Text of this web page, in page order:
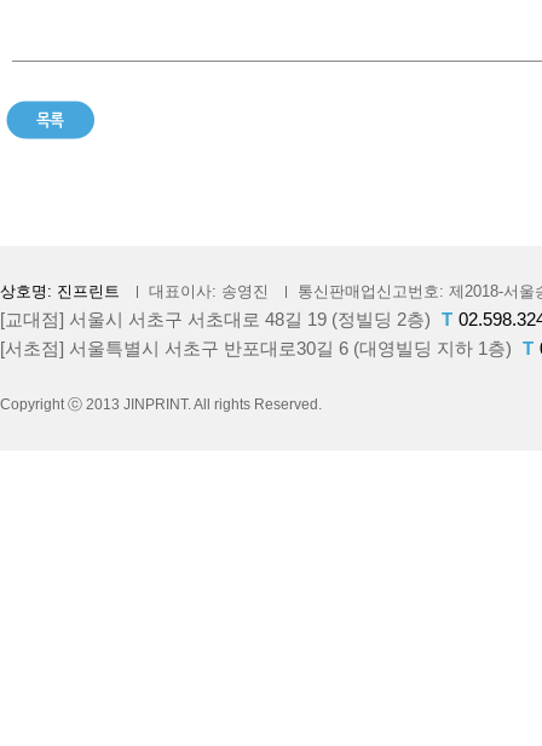
상호명: 진프린트 대표이사: 송영진 통신판매업신고번호: 제2018-서울
[교대점] 서울시 서초구 서초대로 48길 19 (정빌딩 2층) T
[서초점] 서울특별시 서초구 반포대로30길 6 (대영빌딩 지하 1층) T
Copyright ⓒ 2013 JINPRINT. All rights Reserved.